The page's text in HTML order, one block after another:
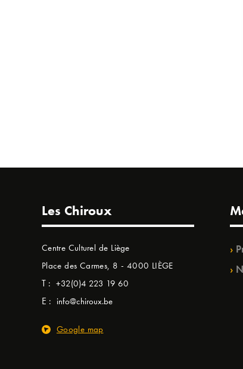
Les Chiroux
Centre Culturel de Liège
Place des Carmes, 8 - 4000 LIÈGE
T : +32(0)4 223 19 60
E : info@chiroux.be
Google map